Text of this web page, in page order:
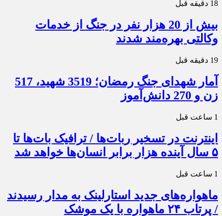
18 دقیقه قبل
بیش از 20 هزار نفر در جنگ از خدمات
وکالتی بهره‌مند شدند
19 دقیقه قبل
آمار شهدای جنگ رمضان؛ 3519 شهید، 517
زن و 270 دانش‌آموز
1 ساعت قبل
اینترنت در تسخیر ربات‌ها / ترافیک بات‌ها تا
۵ سال آینده هزار برابر انسان‌ها خواهد شد
1 ساعت قبل
ماهواره‌های جدید استارلینک به مدار رسیدند
/ پرتاب ۲۴ ماهواره با یک موشک